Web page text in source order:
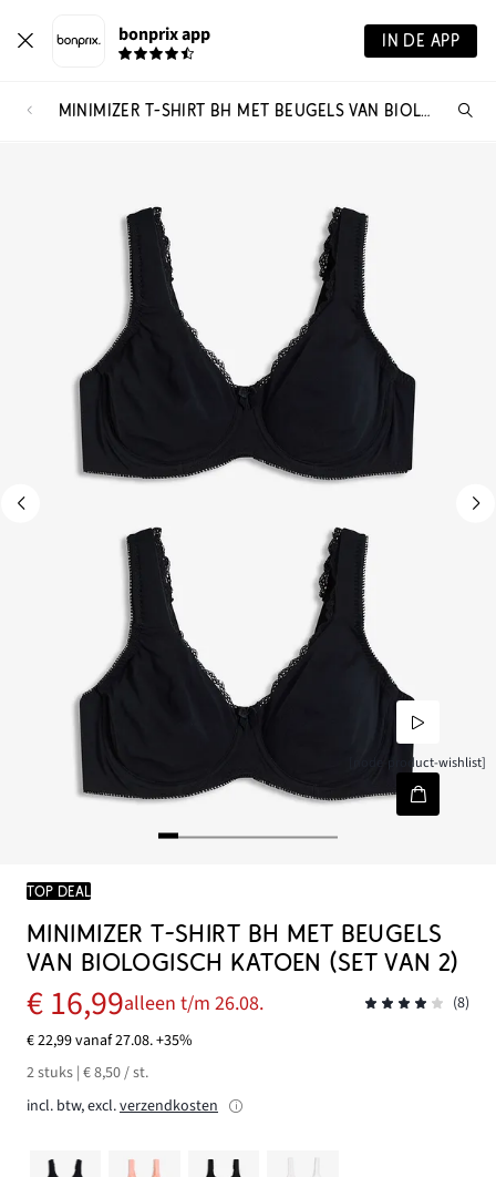
bonprix app IN DE APP
MINIMIZER T-SHIRT BH MET BEUGELS VAN BIOLOGISCH KATOEN (SET VAN 2)
[node-product-wishlist]
TOP DEAL
MINIMIZER T-SHIRT BH MET BEUGELS
VAN BIOLOGISCH KATOEN (SET VAN 2)
€ 16,99alleen t/m 26.08.
(8)
€ 22,99 vanaf 27.08. +35%
2 stuks | € 8,50 / st.
incl. btw, excl.verzendkosten